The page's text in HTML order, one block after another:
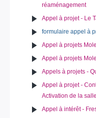
réaménagement
Appel à projet - Le
formulaire appel à
Appel à projets
Appel à projets
Appels à projets -
Appel à projet -
Activation de la
Appel à intérêt -